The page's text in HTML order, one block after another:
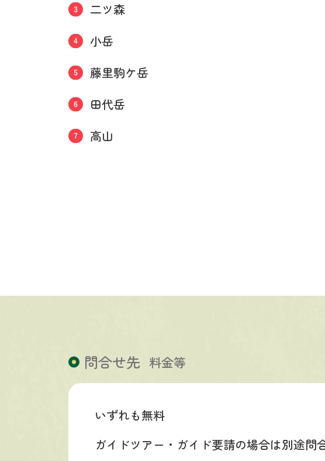
二ツ森
小岳
藤里駒ケ岳
田代岳
高山
問合せ先 料金等
いずれも無料
ガイドツアー・ガイド要請の場合は別途問